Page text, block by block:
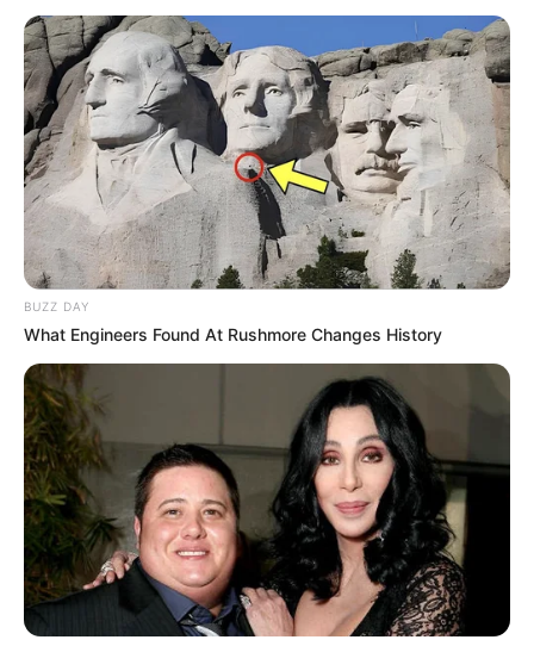
Veja também:
Almofadas Divertidas: 33 Fotos, Ideias e Passo a
Passos
5 Formas de Personalizar Almofadas com Feltro
Por que usar almofadas em decoração
de sala?
BUZZ DAY
What Engineers Found At Rushmore Changes History